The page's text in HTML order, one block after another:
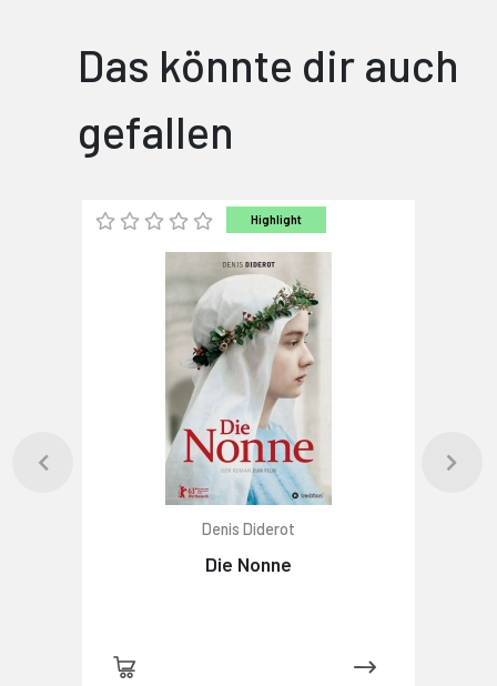
Das könnte dir auch
gefallen
Highlight
Denis Diderot
Die Nonne